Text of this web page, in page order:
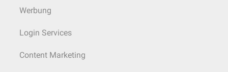
Werbung
Login Services
Content Marketing